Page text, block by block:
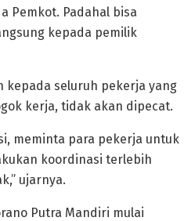
Pemkot. Padahal bisa
kepada pemilik
kepada seluruh pekerja yang
kerja, tidak akan dipecat.
meminta para pekerja untuk
koordinasi terlebih
ujarnya.
Putra Mandiri mulai